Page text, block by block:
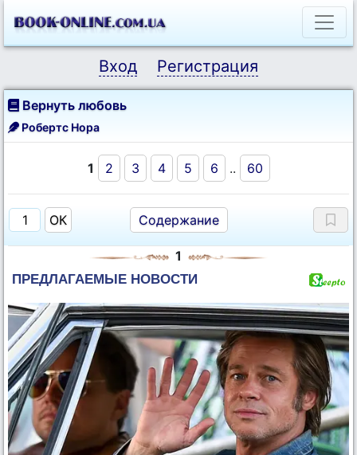
Вход Регистрация
Вернуть любовь
Робертс Нора
1 2 3 4 5 6 .. 60
Содержание
1